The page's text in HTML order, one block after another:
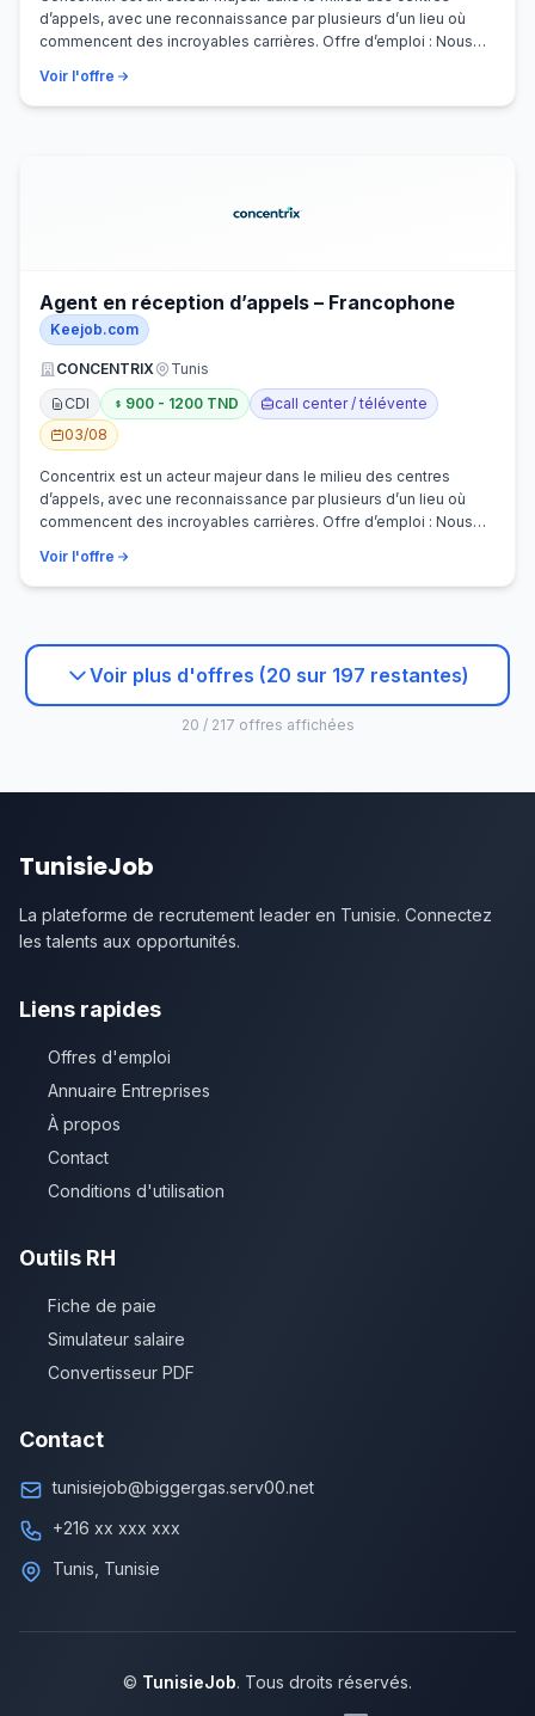
d’appels, avec une reconnaissance par plusieurs d’un lieu où
commencent des incroyables carrières. Offre d’emploi : Nous
Voir l'offre
Agent en réception d’appels – Francophone
Keejob.com
CONCENTRIX
Tunis
CDI
900 - 1200 TND
call center / télévente
03/08
Concentrix est un acteur majeur dans le milieu des centres
d’appels, avec une reconnaissance par plusieurs d’un lieu où
commencent des incroyables carrières. Offre d’emploi : Nous
Voir l'offre
Voir plus d'offres (20 sur 197 restantes)
20 / 217 offres affichées
TunisieJob
La plateforme de recrutement leader en Tunisie. Connectez
les talents aux opportunités.
Liens rapides
Offres d'emploi
Annuaire Entreprises
À propos
Contact
Conditions d'utilisation
Outils RH
Fiche de paie
Simulateur salaire
Convertisseur PDF
Contact
tunisiejob@biggergas.serv00.net
+216 xx xxx xxx
Tunis, Tunisie
© TunisieJob. Tous droits réservés.